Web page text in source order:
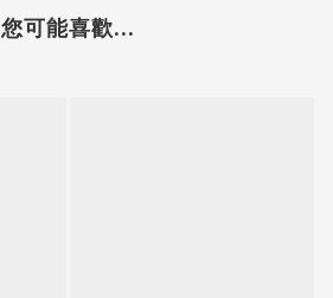
您可能喜歡...